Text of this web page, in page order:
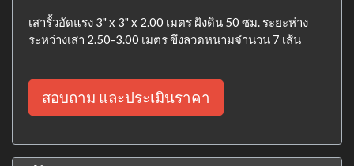
เสารั้วอัดแรง 3" x 3" x 2.00 เมตร ฝังดิน 50 ซม. ระยะห่าง
ระหว่างเสา 2.50-3.00 เมตร ขึงลวดหนามจำนวน 7 เส้น
สอบถาม และประเมินราคา